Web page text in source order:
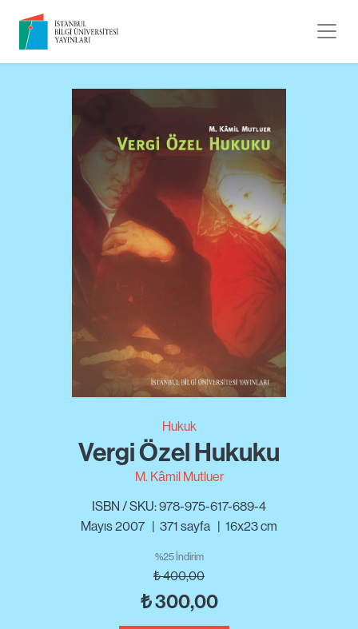
Hukuk
Vergi Özel Hukuku
M. Kâmil Mutluer
ISBN / SKU: 978-975-617-689-4
Mayıs 2007 | 371 sayfa | 16x23 cm
%25 İndirim
₺400,00
₺300,00